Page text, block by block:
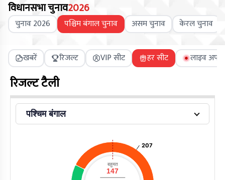
विधानसभा चुनाव2026
चुनाव 2026 पश्चिम बंगाल चुनाव असम चुनाव केरल चुनाव
खबरें रिजल्ट VIP सीट हर सीट लाइव
रिजल्ट टैली